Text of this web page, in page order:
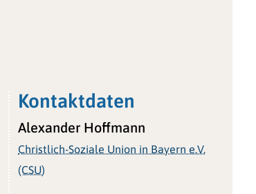
Kontaktdaten
Alexander Hoffmann
Christlich-Soziale Union in Bayern e.V.
(CSU)